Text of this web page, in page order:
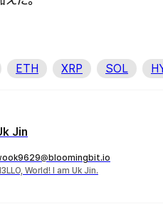
ETH XRP SOL
Jin
World! I am Uk Jin.